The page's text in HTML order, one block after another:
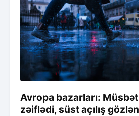
Avropa bazarları:
zəiflədi, süst açılış